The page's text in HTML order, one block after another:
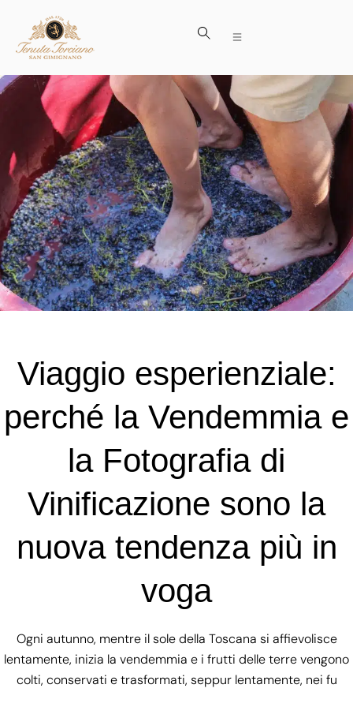
Viaggio esperienziale:
perché la Vendemmia e
la Fotografia di
Vinificazione sono la
nuova tendenza più in
voga
Ogni autunno, mentre il sole della Toscana si affievolisce
lentamente, inizia la vendemmia e i frutti delle terre vengono
colti, conservati e trasformati, seppur lentamente, nei fu